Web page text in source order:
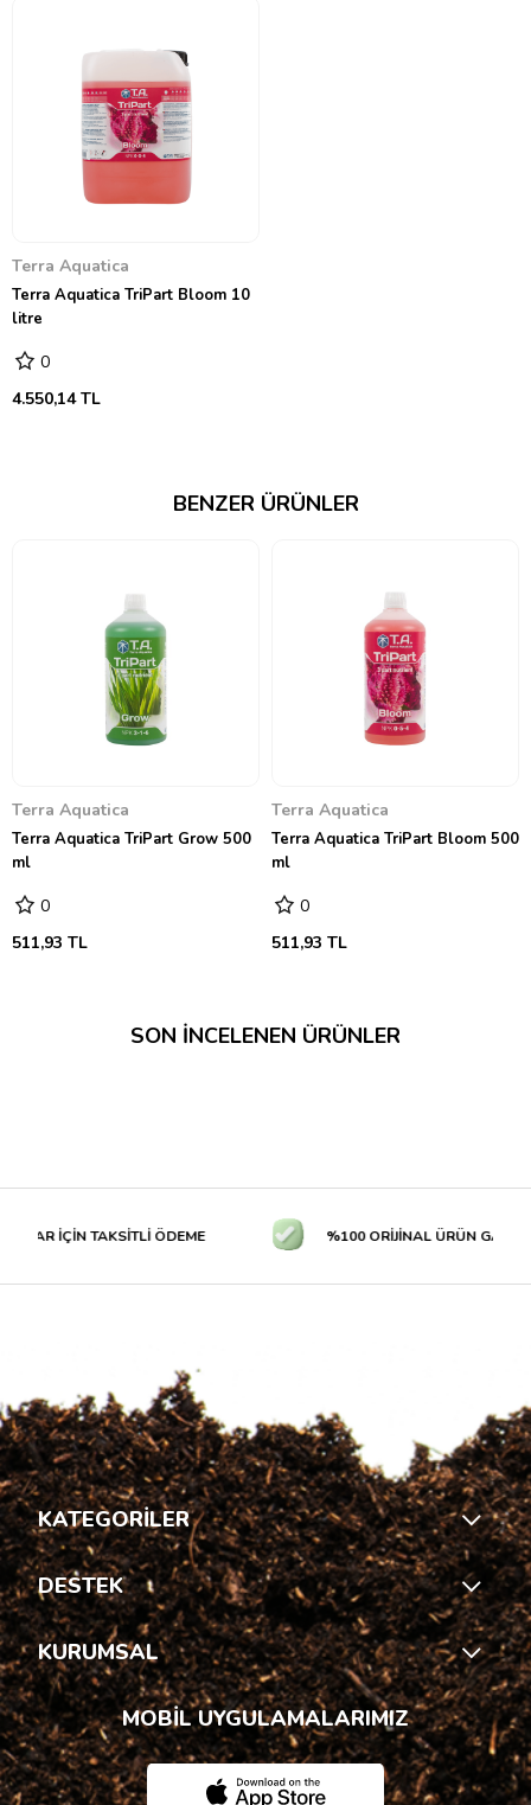
Terra Aquatica
Terra Aquatica TriPart Bloom 10
litre
0
4.550,14 TL
BENZER ÜRÜNLER
Terra Aquatica
Terra Aquatica TriPart Grow 500
ml
0
511,93 TL
Terra Aquatica
Terra Aquatica TriPart Bloom 500
ml
0
511,93 TL
SON İNCELENEN ÜRÜNLER
İÇİN TAKSİTLİ ÖDEME %100 ORİJİNAL ÜRÜN
KATEGORİLER
DESTEK
KURUMSAL
MOBİL UYGULAMALARIMIZ